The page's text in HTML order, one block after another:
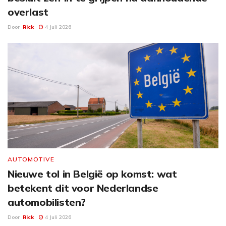
overlast
Door Rick 4 Juli 2026
AUTOMOTIVE
Nieuwe tol in België op komst: wat
betekent dit voor Nederlandse
automobilisten?
Door Rick 4 Juli 2026